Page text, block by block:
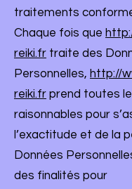
traitements
Chaque fois que
reiki.fr traite des
Personnelles, http://
reiki.fr prend toutes
raisonnables pour
l’exactitude et de la
Données
des finalités pour